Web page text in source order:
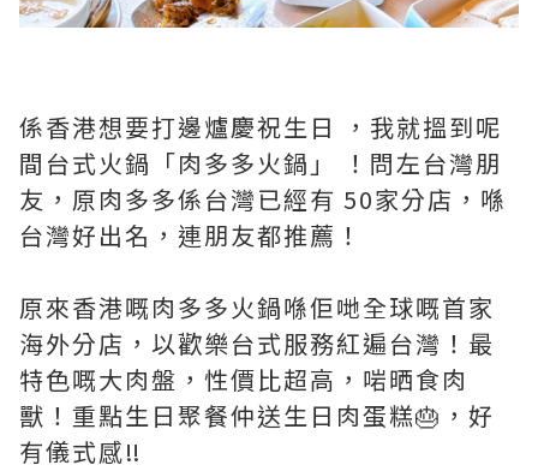
係香港想要打邊爐慶祝生日 ，我就搵到呢
間台式火鍋「肉多多火鍋」 ！問左台灣朋
友，原肉多多係台灣已經有 50家分店，喺
台灣好出名，連朋友都推薦！
原來香港嘅肉多多火鍋喺佢哋全球嘅首家
海外分店，以歡樂台式服務紅遍台灣！最
特色嘅大肉盤，性價比超高，啱晒食肉
獸！重點生日聚餐仲送生日肉蛋糕🎂，好
有儀式感‼️